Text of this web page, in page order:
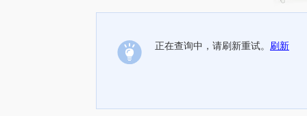
正在查询中，请刷新重试。 刷新